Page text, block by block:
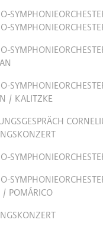
/ KALITZKE
/ POMÁRICO